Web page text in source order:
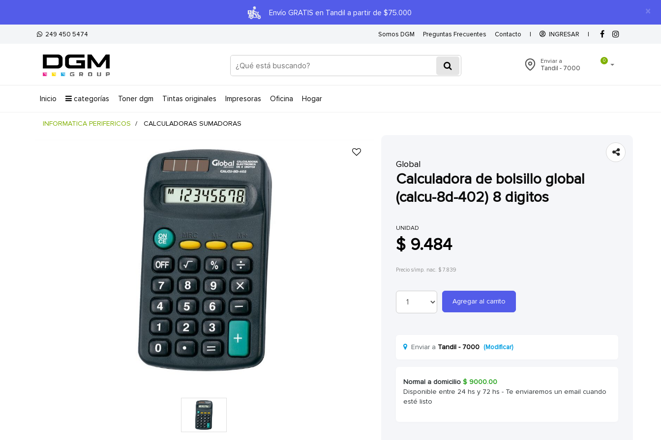
×
Envío GRATIS en Tandil a partir de $75.000
249 450 5474 Somos DGM Preguntas Frecuentes Contacto | INGRESAR |
0
Enviar a
Tandil - 7000
inicio categorías toner dgm tintas originales impresoras oficina hogar
INFORMATICA PERIFERICOS CALCULADORAS SUMADORAS
Global
calculadora de bolsillo global
(calcu-8d-402) 8 digitos
UNIDAD
$ 9.484
Precio s/imp. nac. $ 7.839
Agregar al carrito
Enviar a Tandil - 7000 (Modificar)
Normal a domicilio $9000.00
Disponible entre 24 hs y 72 hs - Te enviaremos un email cuando
esté listo